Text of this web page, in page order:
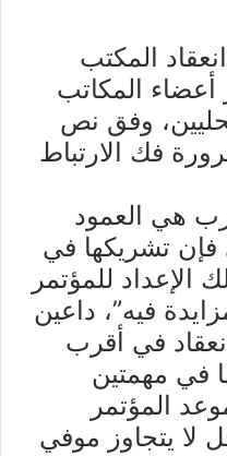
المكتب
المكاتب
وفق نص
فك الارتباط
هي العمود
فإن تشريكها في
الإعداد للمؤتمر
فيه”، داعين
في أقرب
في مهمتين
المؤتمر
لا يتجاوز موفي